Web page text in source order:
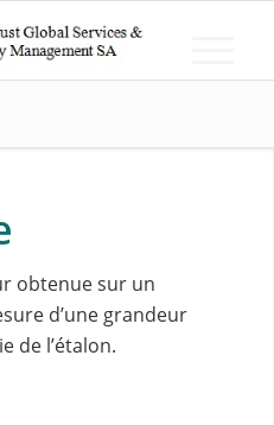
obtenue sur un
d’une grandeur
de l’étalon.